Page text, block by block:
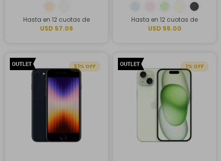
Hasta en 12 cuotas de
USD 57.09
Hasta en 12 cuotas de
USD 55.00
51 1